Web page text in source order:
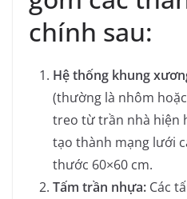
chính sau:
Hệ thống khung
(thường là nhôm
treo từ trần nhà hiện
tạo thành mạng lưới
thước 60×60 cm.
Tấm trần nhựa: Các